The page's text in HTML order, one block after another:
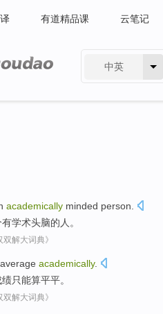
有道精品课 云笔记
中英
academically minded person
有学术头脑的 人 。
双解大词典》
average academically.
只能算平平。
双解大词典》